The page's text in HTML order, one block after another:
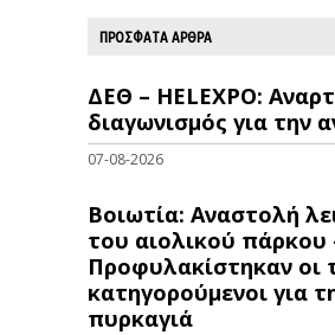
ΠΡΟΣΦΑΤΑ ΑΡΘΡΑ
ΔΕΘ – HELEXPO:
διαγωνισμός για την
07-08-2026
Βοιωτία: Αναστολή
του αιολικού πάρκου
Προφυλακίστηκαν οι
κατηγορούμενοι για
πυρκαγιά